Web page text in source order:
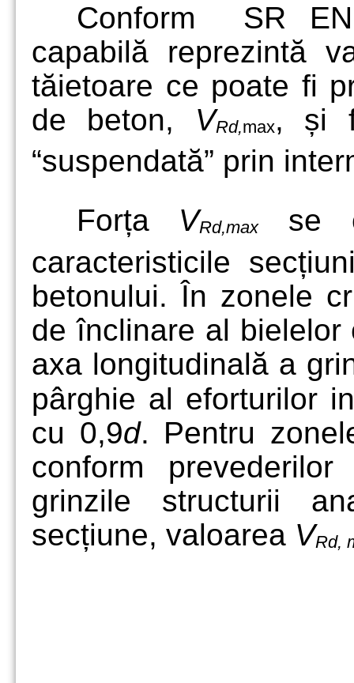
Conform SR EN
capabilă reprezintă
tăietoare ce poate fi
de beton, VRd,max, și
“suspendată” prin
Forța VRd,maxse
caracteristicile
betonului. În zonele
de înclinare al bielelor
axa longitudinală a
pârghie al eforturilor
cu 0,9d. Pentru
conform
grinzile structurii
secțiune, valoarea VRd,